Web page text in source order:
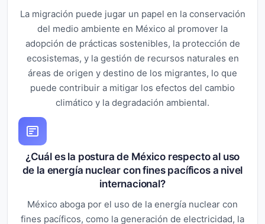
La migración puede jugar un papel en la conservación
del medio ambiente en México al promover la
adopción de prácticas sostenibles, la protección de
ecosistemas, y la gestión de recursos naturales en
áreas de origen y destino de los migrantes, lo que
puede contribuir a mitigar los efectos del cambio
climático y la degradación ambiental.
¿Cuál es la postura de México respecto al uso
de la energía nuclear con fines pacíficos a nivel
internacional?
México aboga por el uso de la energía nuclear con
fines pacíficos, como la generación de electricidad, la